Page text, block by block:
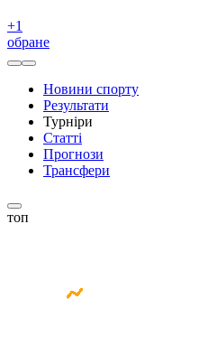
+1
обране
Новини спорту
Результати
Турніри
Статті
Прогнози
Трансфери
топ